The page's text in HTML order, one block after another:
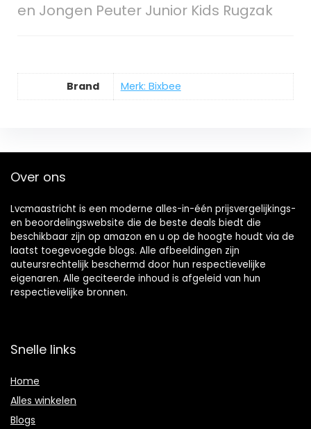
en Jongen Peuter Junior Kids Rugzak
Brand Merk: Bixbee
Over ons
Lvcmaastricht is een moderne alles-in-één prijsvergelijkings-
en beoordelingswebsite die de beste deals biedt die
beschikbaar zijn op amazon en u op de hoogte houdt via de
laatst toegevoegde blogs. Alle afbeeldingen zijn
auteursrechtelijk beschermd door hun respectievelijke
eigenaren. Alle geciteerde inhoud is afgeleid van hun
respectievelijke bronnen.
Snelle links
Home
Alles winkelen
Blogs